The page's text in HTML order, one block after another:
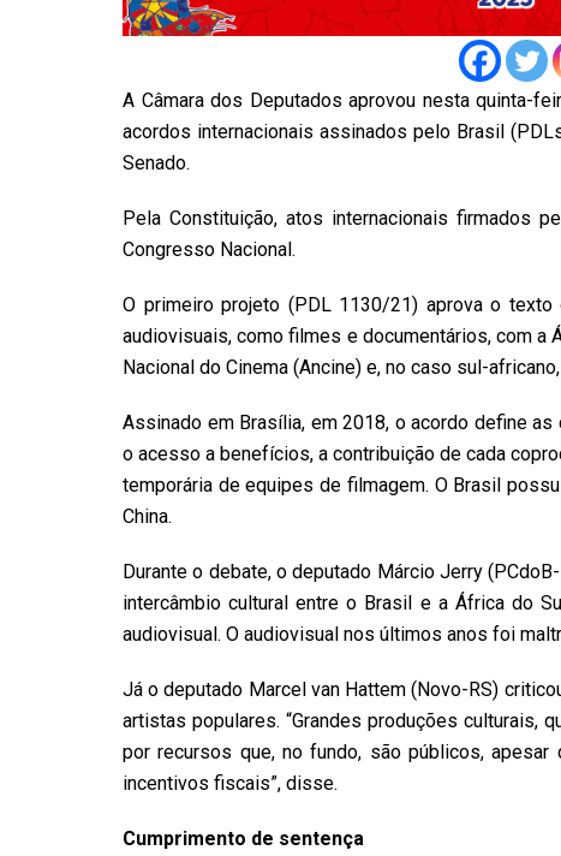
A Câmara dos Deputados aprovou nesta quinta-
acordos internacionais assinados pelo Brasil
Senado.
Pela Constituição, atos internacionais firmados
Congresso Nacional.
O primeiro projeto (PDL 1130/21) aprova o
audiovisuais, como filmes e documentários, com a
Nacional do Cinema (Ancine) e, no caso sul-
Assinado em Brasília, em 2018, o acordo define
o acesso a benefícios, a contribuição de cada
temporária de equipes de filmagem. O Brasil
China.
Durante o debate, o deputado Márcio Jerry
intercâmbio cultural entre o Brasil e a África do
audiovisual. O audiovisual nos últimos anos foi
Já o deputado Marcel van Hattem (Novo-RS)
artistas populares. “Grandes produções culturais,
por recursos que, no fundo, são públicos,
incentivos fiscais”, disse.
Cumprimento de sentença